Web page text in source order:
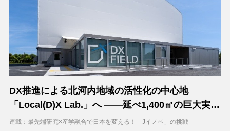
DX推進による北河内地域の活性化の中心地
「Local(D)X Lab.」へ ――延べ1,400㎡の巨大実証
空間で地域DXに挑む 大阪工業大学 DXフィールド
連載：最先端研究×産学融合で日本を変える！「Jイノベ」の挑戦